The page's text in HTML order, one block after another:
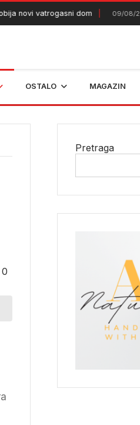
vatrogasni dom 09/08/2026
OSTALO MAGAZIN
0
Pretraga